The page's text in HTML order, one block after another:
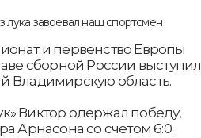
и первенство Европы
сборной России выступил
Владимирскую область.
Виктор одержал победу,
Арнасона со счетом 6:0.